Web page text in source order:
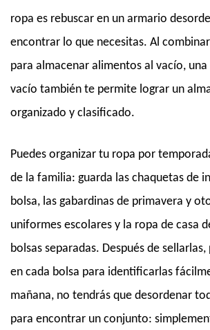
ropa es rebuscar en un armario
encontrar lo que necesitas. Al
para almacenar alimentos al vacío, una
vacío también te permite lograr un
organizado y clasificado.
Puedes organizar tu ropa por
de la familia: guarda las chaquetas de
bolsa, las gabardinas de primavera y
uniformes escolares y la ropa de casa
bolsas separadas. Después de
en cada bolsa para identificarlas
mañana, no tendrás que desordenar
para encontrar un conjunto: